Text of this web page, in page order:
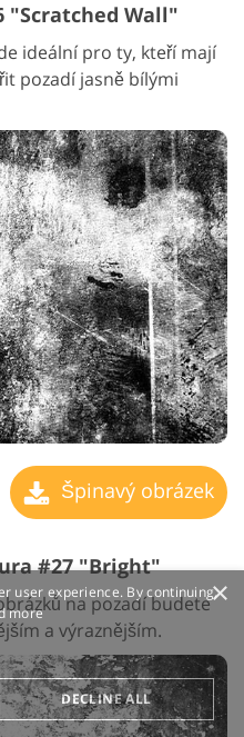
"Scratched Wall"
ideální pro ty, kteří mají
pozadí jasně bílými
Špinavý obrázek
#27 "Bright"
na pozadí budete
a výraznějším.
×
user experience. By continuing,
more
DECLINE ALL